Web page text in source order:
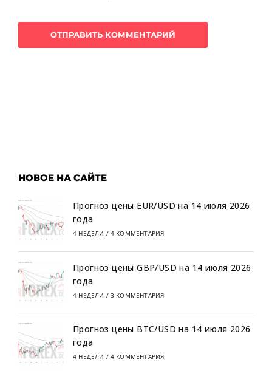
НОВОЕ НА САЙТЕ
Прогноз цены EUR/USD на 14 июля 2026
года
4 НЕДЕЛИ / 4 КОММЕНТАРИЯ
Прогноз цены GBP/USD на 14 июля 2026
года
4 НЕДЕЛИ / 3 КОММЕНТАРИЯ
Прогноз цены BTC/USD на 14 июля 2026
года
4 НЕДЕЛИ / 4 КОММЕНТАРИЯ